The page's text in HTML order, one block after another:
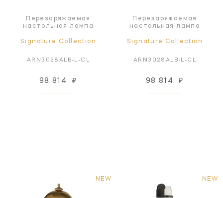
Перезаряжаемая
настольная лампа
Signature Collection
ARN3028ALB-L-CL
98 814 ₽
Перезаряжаемая
настольная лампа
Signature Collection
ARN3028ALB-L-CL
98 814 ₽
NEW NEW